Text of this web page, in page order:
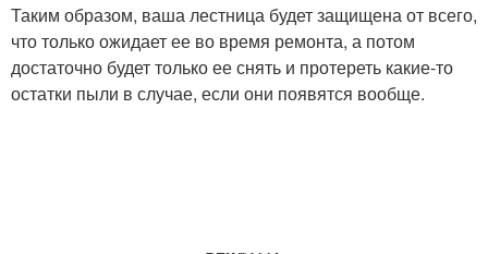
Таким образом, ваша лестница будет защищена от всего,
что только ожидает ее во время ремонта, а потом
достаточно будет только ее снять и протереть какие-то
остатки пыли в случае, если они появятся вообще.